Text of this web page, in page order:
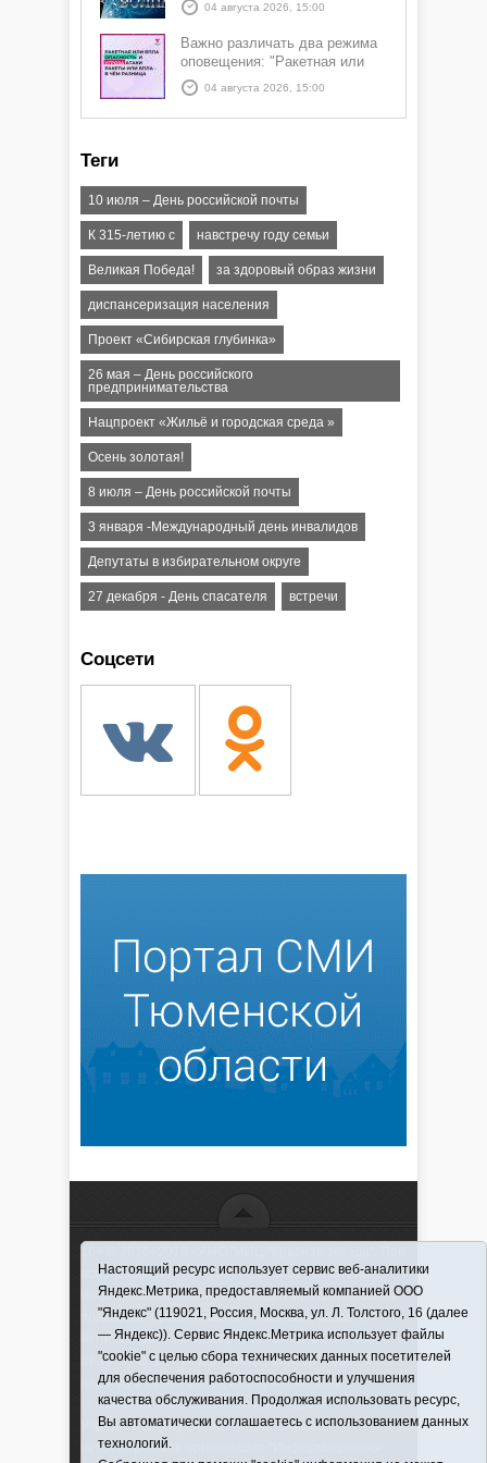
04 августа 2026, 15:00
Важно различать два режима
оповещения: "Ракетная или
БПЛА опасность" и "Угроза
атаки ракеты или БПЛА"
04 августа 2026, 15:00
Теги
10 июля – День российской почты
К 315-летию с навстречу году семьи
Великая Победа! за здоровый образ жизни
диспансеризация населения
Проект «Сибирская глубинка»
26 мая – День российского
предпринимательства
Нацпроект «Жильё и городская среда »
Осень золотая!
8 июля – День российской почты
3 января -Международный день инвалидов
Депутаты в избирательном округе
27 декабря - День спасателя встречи
Соцсети
использовании материалов ссылка обязательна
Информационная лента выходит при финансовой
поддержке правительства Тюменской области
Регистрационный номер СМИ ЭЛ № ФС 77-66066
от 10.06. 2016 г. выдано Федеральной службой по
надзору в сфере связи, информационных
технологий и массовых коммуникаций.
Учредитель (соучредители) Автономная
некоммерческая организация "Информационно-
Настоящий ресурс использует сервис веб-аналитики
Яндекс.Метрика, предоставляемый компанией ООО
"Яндекс" (119021, Россия, Москва, ул. Л. Толстого, 16 (далее
— Яндекс)). Сервис Яндекс.Метрика использует файлы
"cookie" с целью сбора технических данных посетителей
для обеспечения работоспособности и улучшения
качества обслуживания. Продолжая использовать ресурс,
Вы автоматически соглашаетесь с использованием данных
технологий.